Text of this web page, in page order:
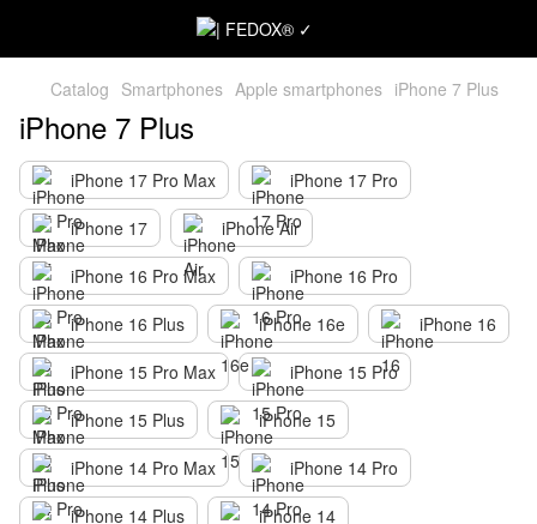
Catalog Smartphones Apple smartphones iPhone 7 Plus
iPhone 7 Plus
iPhone 17 Pro Max
iPhone 17 Pro
iPhone 17
iPhone Air
iPhone 16 Pro Max
iPhone 16 Pro
iPhone 16 Plus
iPhone 16e
iPhone 16
iPhone 15 Pro Max
iPhone 15 Pro
iPhone 15 Plus
iPhone 15
iPhone 14 Pro Max
iPhone 14 Pro
iPhone 14 Plus
iPhone 14